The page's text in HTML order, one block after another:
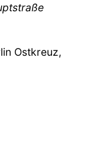
Ostkreuz,